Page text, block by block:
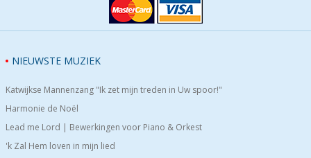
NIEUWSTE MUZIEK
Katwijkse Mannenzang "Ik zet mijn treden in Uw spoor!"
Harmonie de Noël
Lead me Lord | Bewerkingen voor Piano & Orkest
'k Zal Hem loven in mijn lied